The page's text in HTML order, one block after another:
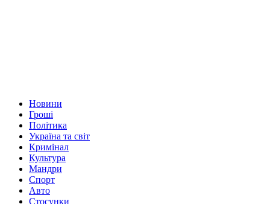
Новини
Гроші
Політика
Україна та світ
Кримінал
Культура
Мандри
Спорт
Авто
Стосунки